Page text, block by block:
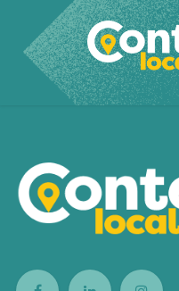
Overslaan naar inhoud